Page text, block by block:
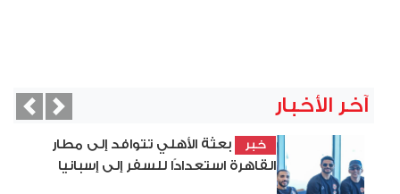
آخر الأخبار
خبر
بعثة الأهلي تتوافد إلى مطار
القاهرة استعدادًا للسفر إلى إسبانيا
Next